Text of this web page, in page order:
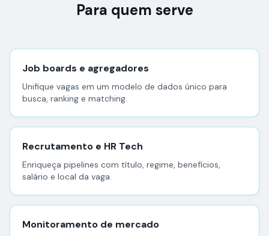
Para quem serve
Job boards e agregadores
Unifique vagas em um modelo de dados único para
busca, ranking e matching.
Recrutamento e HR Tech
Enriqueça pipelines com título, regime, benefícios,
salário e local da vaga.
Monitoramento de mercado